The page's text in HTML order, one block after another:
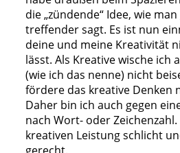
die „zündende“ Idee, wie man
treffender sagt. Es ist nun
deine und meine Kreativität
lässt. Als Kreative wische ich
(wie ich das nenne) nicht
fördere das kreative Denken
Daher bin ich auch gegen
nach Wort- oder
kreativen Leistung schlicht